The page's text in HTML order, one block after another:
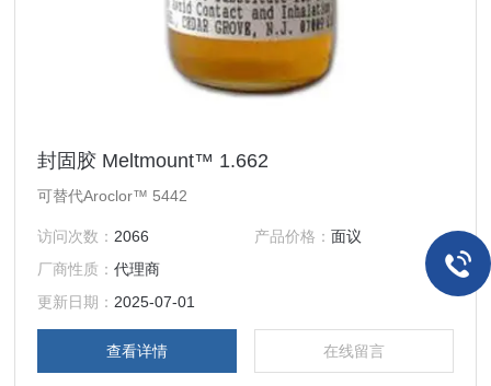
封固胶 Meltmount™ 1.662
可替代Aroclor™ 5442
访问次数： 2066 产品价格： 面议
厂商性质：代理商
更新日期： 2025-07-01
查看详情 在线留言